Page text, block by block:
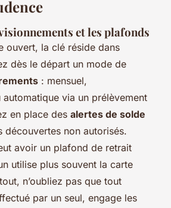
et les plafonds
ouvert, la clé réside dans
dès le départ un mode de
: mensuel,
via un prélèvement
en place des alertes de solde
découvertes non autorisés.
avoir un plafond de retrait
utilise plus souvent la carte
n’oubliez pas que tout
par un seul, engage les